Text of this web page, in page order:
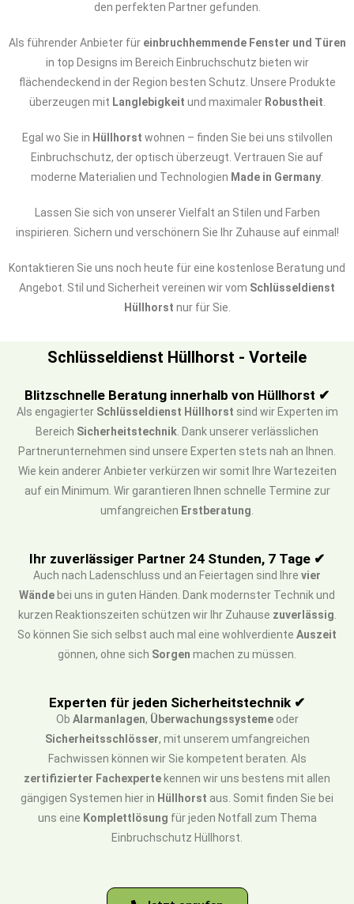
den perfekten Partner gefunden.
Als führender Anbieter für einbruchhemmende Fenster und Türen
in top Designs im Bereich Einbruchschutz bieten wir
flächendeckend in der Region besten Schutz. Unsere Produkte
überzeugen mit Langlebigkeit und maximaler Robustheit
Egal wo Sie in Hüllhorst wohnen – finden Sie bei uns stilvollen
Einbruchschutz, der optisch überzeugt. Vertrauen Sie auf
moderne Materialien und Technologien Made in Germany
Lassen Sie sich von unserer Vielfalt an Stilen und Farben
inspirieren. Sichern und verschönern Sie Ihr Zuhause auf einmal!
Kontaktieren Sie uns noch heute für eine kostenlose Beratung und
Angebot. Stil und Sicherheit vereinen wir vom Schlüsseldienst
Hüllhorst nur für Sie.
Schlüsseldienst Hüllhorst - Vorteile
Blitzschnelle Beratung innerhalb von Hüllhorst ✔
Als engagierter Schlüsseldienst Hüllhorst sind wir Experten im
Bereich Sicherheitstechnik . Dank unserer verlässlichen
Partnerunternehmen sind unsere Experten stets nah an Ihnen.
Wie kein anderer Anbieter verkürzen wir somit Ihre Wartezeiten
auf ein Minimum. Wir garantieren Ihnen schnelle Termine zur
umfangreichen Erstberatung
Ihr zuverlässiger Partner 24 Stunden, 7 Tage ✔
Auch nach Ladenschluss und an Feiertagen sind Ihre vier
Wände bei uns in guten Händen. Dank modernster Technik und
kurzen Reaktionszeiten schützen wir Ihr Zuhause zuverlässig
So können Sie sich selbst auch mal eine wohlverdiente Auszeit
gönnen, ohne sich Sorgen machen zu müssen.
Experten für jeden Sicherheitstechnik ✔
Ob Alarmanlagen, Überwachungssystemeoder
Sicherheitsschlösser, mit unserem umfangreichen
Fachwissen können wir Sie kompetent beraten. Als
zertifizierter Fachexperte kennen wir uns bestens mit allen
gängigen Systemen hier in Hüllhorst aus. Somit finden Sie bei
uns eine Komplettlösung für jeden Notfall zum Thema
Einbruchschutz Hüllhorst.